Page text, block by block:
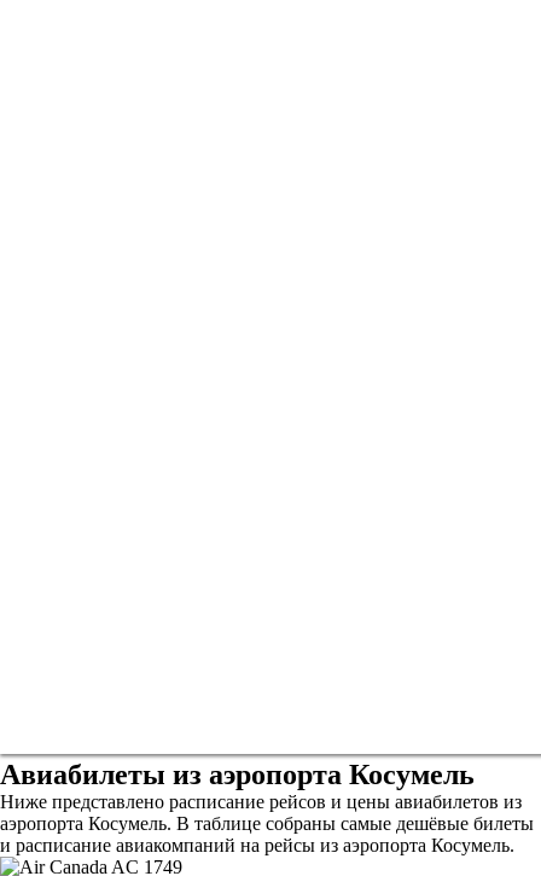
Авиабилеты из аэропорта Косумель
Ниже представлено расписание рейсов и цены авиабилетов из
аэропорта Косумель. В таблице собраны самые дешёвые билеты
и расписание авиакомпаний на рейсы из аэропорта Косумель.